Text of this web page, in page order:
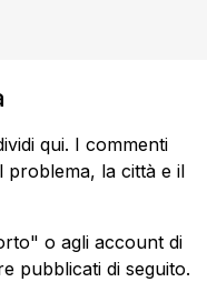
qui. I commenti
problema, la città e il
o agli account di
pubblicati di seguito.